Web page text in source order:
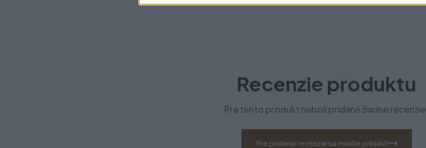
Recenzie produktu
Pre tento produkt neboli pridané žiadne recenzie.
Pre pridanie recenzie sa musíte prihlásiť